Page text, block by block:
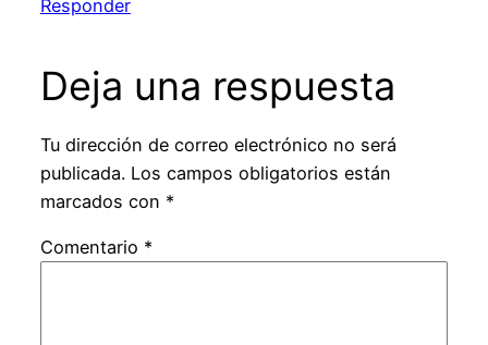
Responder
Deja una respuesta
Tu dirección de correo electrónico no será
publicada. Los campos obligatorios están
marcados con *
Comentario *